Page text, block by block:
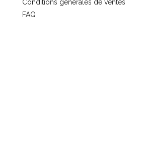
Conditions générales de ventes
FAQ